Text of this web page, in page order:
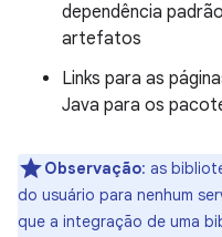
dependência
artefatos
Links para as
Java para os
Observação: as
do usuário para nenhum
que a integração de uma